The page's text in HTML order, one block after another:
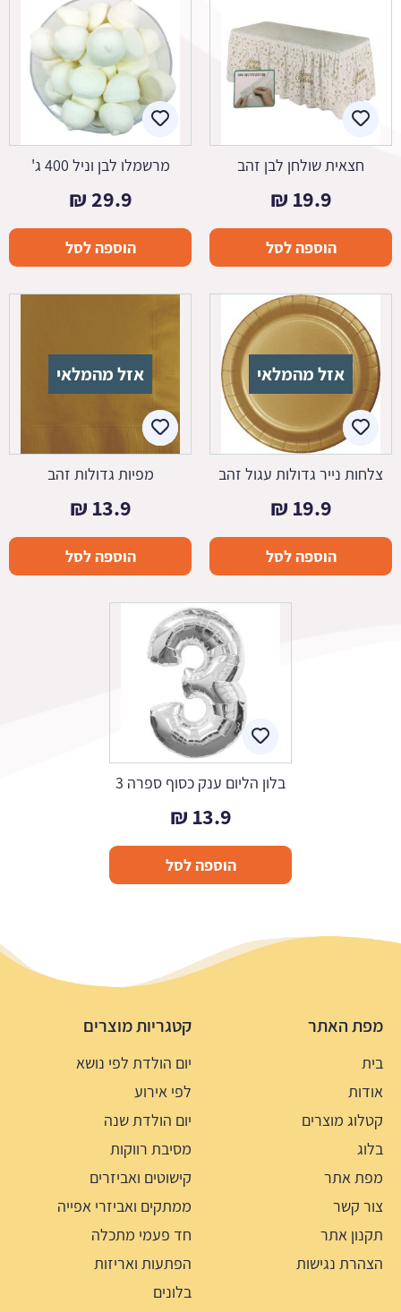
חצאית שולחן לבן זהב
19.9
₪
הוספה לסל
מרשמלו לבן וניל 400 ג'
29.9
₪
הוספה לסל
אזל מהמלאי
צלחות נייר גדולות עגול זהב
19.9
₪
הוספה לסל
אזל מהמלאי
מפיות גדולות זהב
13.9
₪
הוספה לסל
בלון הליום ענק כסוף ספרה 3
13.9
₪
הוספה לסל
מפת האתר
בית
אודות
קטלוג מוצרים
בלוג
מפת אתר
צור קשר
תקנון אתר
הצהרת נגישות
קטגריות מוצרים
יום הולדת לפי נושא
לפי אירוע
יום הולדת שנה
מסיבת רווקות
קישוטים ואביזרים
ממתקים ואביזרי אפייה
חד פעמי מתכלה
הפתעות ואריזות
בלונים